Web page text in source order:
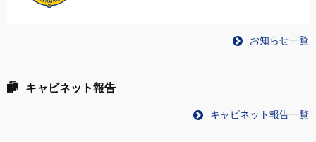
お知らせ一覧
キャビネット報告
キャビネット報告一覧